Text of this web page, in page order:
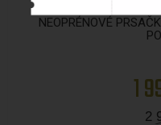
NEOPRÉNOVÉ
1
2